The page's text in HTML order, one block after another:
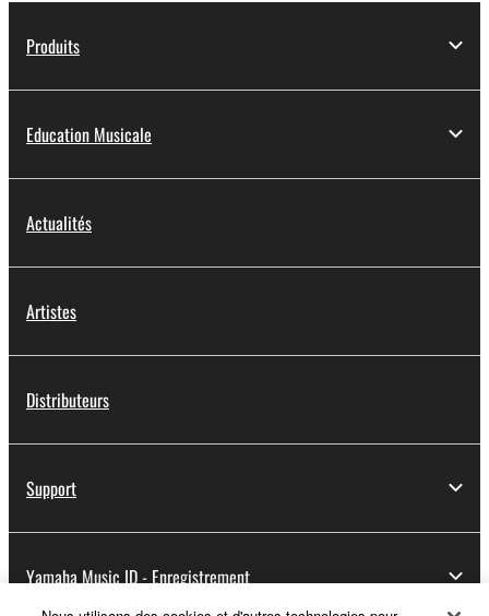
Produits
Education Musicale
Actualités
Artistes
Distributeurs
Support
Yamaha Music ID - Enregistrement